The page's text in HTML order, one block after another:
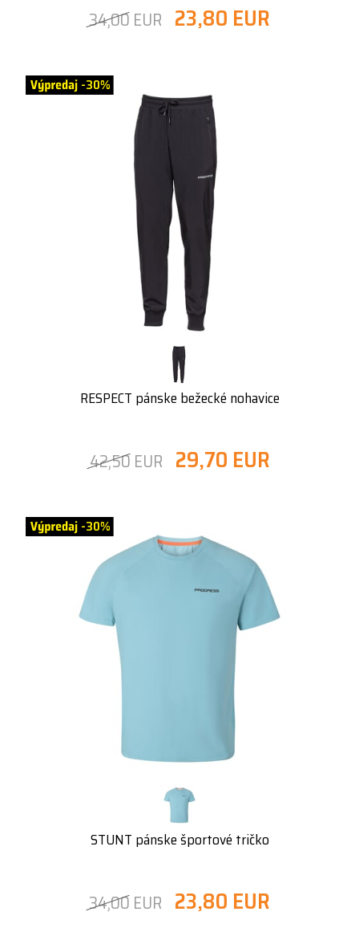
34,00 EUR 23,80 EUR
-30%
RESPECT pánske bežecké nohavice
42,50 EUR 29,70 EUR
-30%
STUNT pánske športové tričko
34,00 EUR 23,80 EUR